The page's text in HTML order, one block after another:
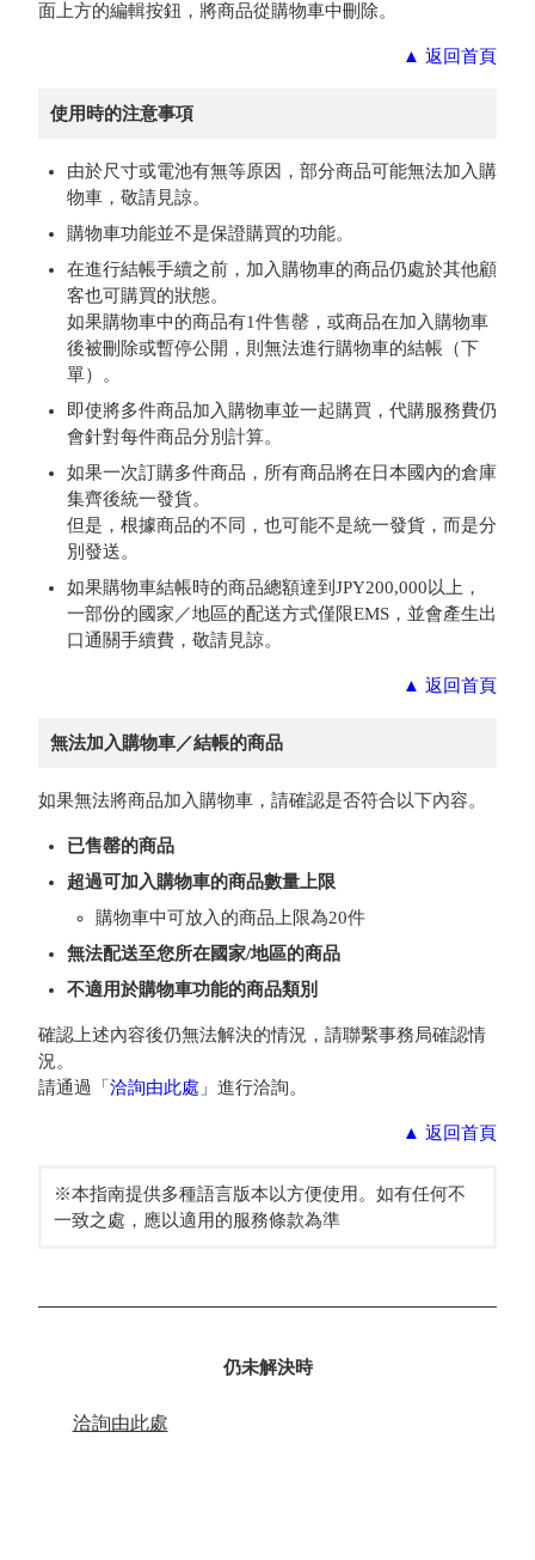
面上方的編輯按鈕，將商品從購物車中刪除。
▲ 返回首頁
使用時的注意事項
由於尺寸或電池有無等原因，部分商品可能無法加入購
物車，敬請見諒。
購物車功能並不是保證購買的功能。
在進行結帳手續之前，加入購物車的商品仍處於其他顧
客也可購買的狀態。
如果購物車中的商品有1件售罄，或商品在加入購物車
後被刪除或暫停公開，則無法進行購物車的結帳（下
單）。
即使將多件商品加入購物車並一起購買，代購服務費仍
會針對每件商品分別計算。
如果一次訂購多件商品，所有商品將在日本國內的倉庫
集齊後統一發貨。
但是，根據商品的不同，也可能不是統一發貨，而是分
別發送。
如果購物車結帳時的商品總額達到JPY200,000以上，
一部份的國家／地區的配送方式僅限EMS，並會產生出
口通關手續費，敬請見諒。
▲ 返回首頁
無法加入購物車／結帳的商品
如果無法將商品加入購物車，請確認是否符合以下內容。
已售罄的商品
超過可加入購物車的商品數量上限
購物車中可放入的商品上限為20件
無法配送至您所在國家/地區的商品
不適用於購物車功能的商品類別
確認上述內容後仍無法解決的情況，請聯繫事務局確認情
況。
請通過「 洽詢由此處 」進行洽詢。
▲ 返回首頁
※本指南提供多種語言版本以方便使用。如有任何不
一致之處，應以適用的服務條款為準
仍未解決時
洽詢由此處